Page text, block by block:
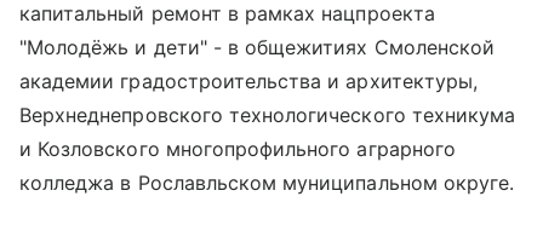
капитальный ремонт в рамках нацпроекта
"Молодёжь и дети" - в общежитиях Смоленской
академии градостроительства и архитектуры,
Верхнеднепровского технологического техникума
и Козловского многопрофильного аграрного
колледжа в Рославльском муниципальном округе.